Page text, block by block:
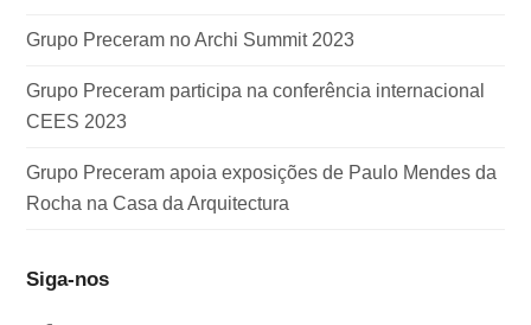
Grupo Preceram no Archi Summit 2023
Grupo Preceram participa na conferência internacional
CEES 2023
Grupo Preceram apoia exposições de Paulo Mendes da
Rocha na Casa da Arquitectura
Siga-nos